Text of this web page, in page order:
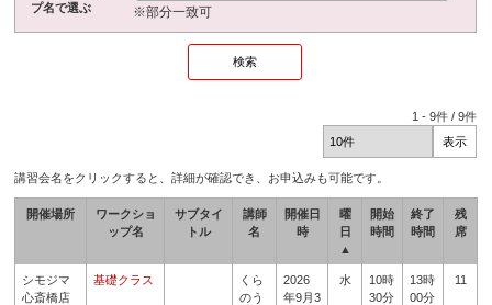
プ名で選ぶ
※部分一致可
1 -9件 /9件
講習会名をクリックすると、詳細が確認でき、お申込みも可能です。
開催場所
ワークショ
ップ名
サブタイ
トル
講師
名
開催日
時
曜
日
▲
開始
時間
終了
時間
残
席
シモジマ
心斎橋店
基礎クラス
くら
のう
2026
年9月3
水
10時
30分
13時
00分
11